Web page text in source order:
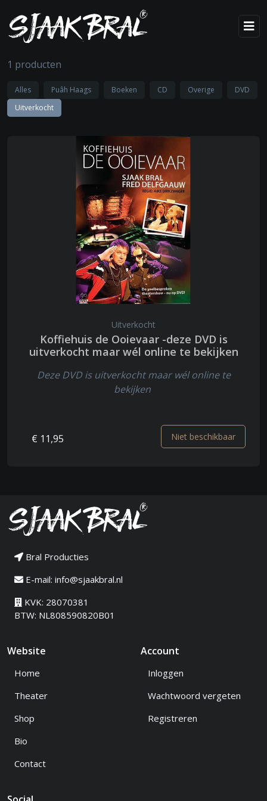
1 producten
Alles Puâh Haags Boeken CD Overige
DVD
Uitverkocht
Uitverkocht
Koffiehuis de Ooievaar -deze DVD is
uitverkocht maar wél online te bekijken
Deze DVD is uitverkocht maar wél online te
bekijken
€ 11,95 Niet beschikbaar
Bral Producties
E-mail: info@sjaakbral.nl
KVK: 28070381
BTW: NL808590820B01
Website
Home
Theater
Shop
Bio
Contact
Account
Inloggen
Wachtwoord vergeten
Registreren